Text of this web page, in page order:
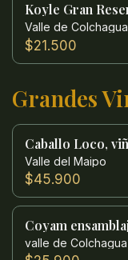
Koyle Gran
Valle de Colchagua
$21.500
Grandes
Caballo Loco,
Valle del Maipo
$45.900
Coyam
valle de Colchagua